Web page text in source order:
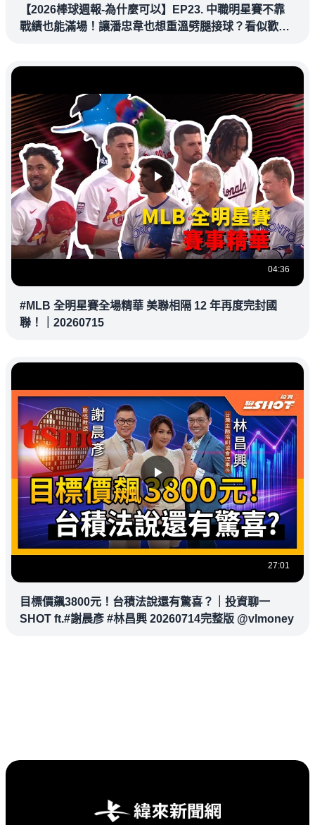
【2026棒球週報-為什麼可以】EP23. 中職明星賽不靠
戰績也能滿場！讓潘忠韋也想重溫劈腿接球？看似歡樂
04:36
#MLB 全明星賽全場精華 美聯相隔 12 年再度完封國
聯！｜20260715
27:01
目標價飆3800元！台積法說還有驚喜？｜投資聊一
SHOT ft.#謝晨彥 #林昌興 20260714完整版 @vlmoney